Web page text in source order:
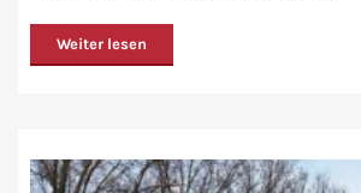
Weiter lesen